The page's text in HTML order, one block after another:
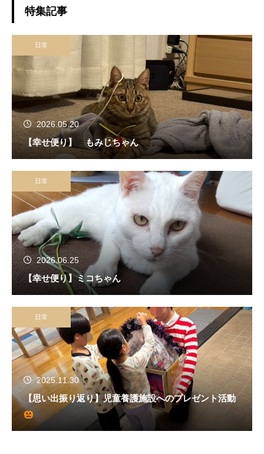
特集記事
日常
2026.05.20
【幸せ便り】 もみじちゃん
日常
2026.06.25
【幸せ便り】ミコちゃん
日常
2025.11.30
【思い出振り返り】児童養護施設へのプレゼント活動